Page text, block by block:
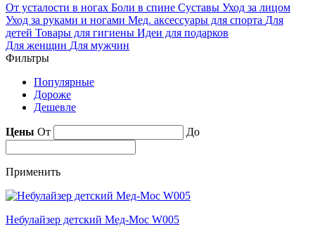
От усталости в ногах Боли в спине Суставы Уход за лицом
Уход за руками и ногами Мед. аксессуары для спорта Для
детей Товары для гигиены Идеи для подарков
Для женщин Для мужчин
Фильтры
Популярные
Дороже
Дешевле
Цены От До
Применить
Небулайзер детский Мед-Мос W005